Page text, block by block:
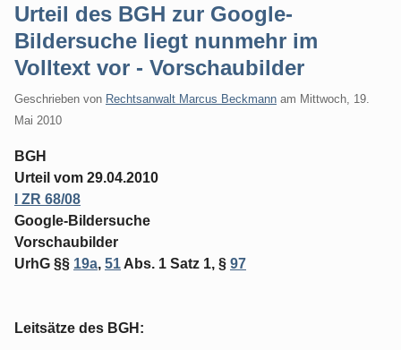
Urteil des BGH zur Google-
Bildersuche liegt nunmehr im
Volltext vor - Vorschaubilder
Geschrieben von Rechtsanwalt Marcus Beckmann am Mittwoch, 19.
Mai 2010
BGH
Urteil vom 29.04.2010
I ZR 68/08
Google-Bildersuche
Vorschaubilder
UrhG §§ 19a, 51 Abs. 1 Satz 1, § 97
Leitsätze des BGH: